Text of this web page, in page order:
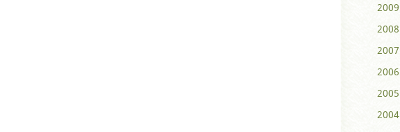
2009
2008
2007
2006
2005
2004